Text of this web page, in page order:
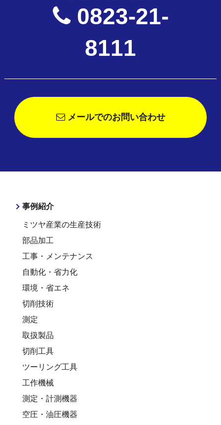
0823-21-
8111
メールでのお問い合わせ
事例紹介
ミツヤ産業の生産技術
部品加工
工事・メンテナンス
自動化・省力化
環境・省エネ
切削技術
測定
取扱製品
切削工具
ツーリング工具
工作機械
測定・計測機器
空圧・油圧機器